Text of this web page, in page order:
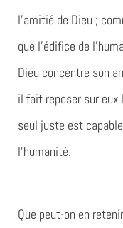
l’amitié de Dieu ;
que l’édifice de
Dieu concentre son
il fait reposer sur eux
seul juste est
l’humanité.
Que peut-on en